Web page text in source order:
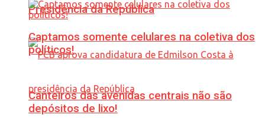
Presidência da República
Captamos somente celulares na coletiva dos
políticos!
Canteiros das avenidas centrais não são
depósitos de lixo!